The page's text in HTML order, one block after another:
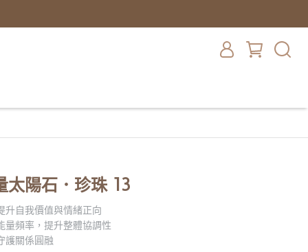
太陽石．珍珠 13
升自我價值與情緒正向
量頻率，提升整體協調性
護關係圓融